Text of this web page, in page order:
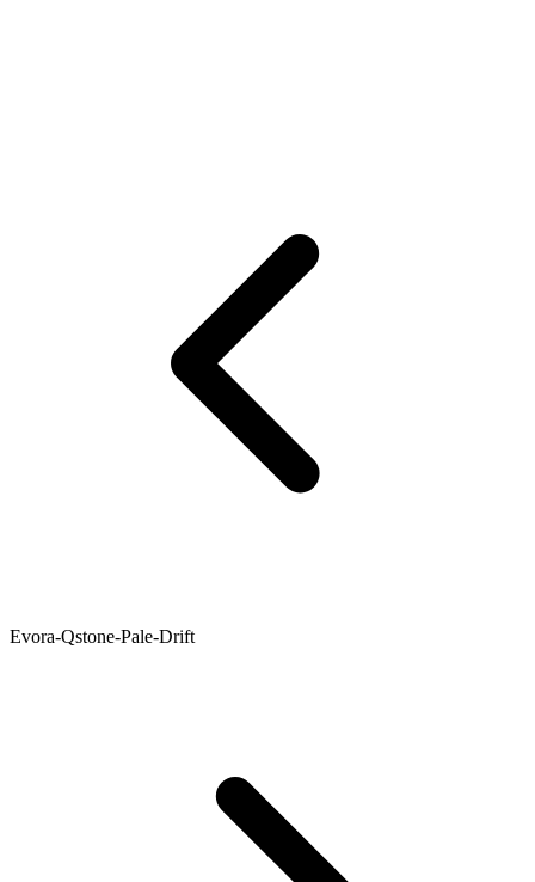
Evora-Qstone-Pale-Drift